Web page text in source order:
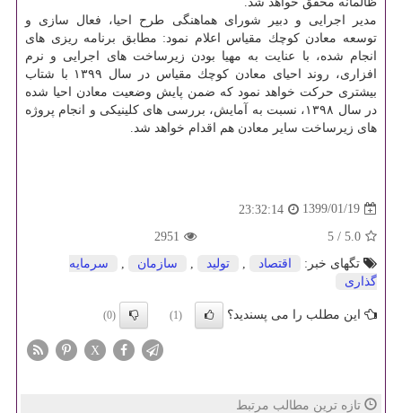
مدیر اجرایی و دبیر شورای هماهنگی طرح احیا، فعال سازی و
توسعه معادن كوچك مقیاس اعلام نمود: مطابق برنامه ریزی های
انجام شده، با عنایت به مهیا بودن زیرساخت های اجرایی و نرم
افزاری، روند احیای معادن كوچك مقیاس در سال ۱۳۹۹ با شتاب
بیشتری حركت خواهد نمود كه ضمن پایش وضعیت معادن احیا شده
در سال ۱۳۹۸، نسبت به آمایش، بررسی های كلینیكی و انجام پروژه
های زیرساخت سایر معادن هم اقدام خواهد شد.
1399/01/19
23:32:14
5.0
/
5
2951
تگهای خبر:
اقتصاد تولید سازمان
سرمایه
گذاری
این مطلب را می پسندید؟ (1)
(0)
X
تازه ترین مطالب مرتبط